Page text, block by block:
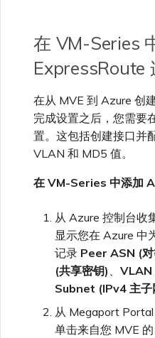
在 VM-Series
ExpressRoute
在从 MVE 到 Azure 创
完成设置之后，您需要
置。这包括创建接口并
VLAN 和 MD5 值。
在 VM-Series 中添加
从 Azure 控制台收
显示您在 Azure 中
记录 Peer ASN (
(共享密钥)
VLAN
Subnet (IPv4 主子
从 Megaport Portal
单击来自您 MVE